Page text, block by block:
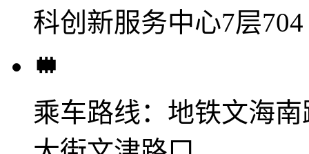
科创新服务中心7层704
乘车路线： 地铁文海